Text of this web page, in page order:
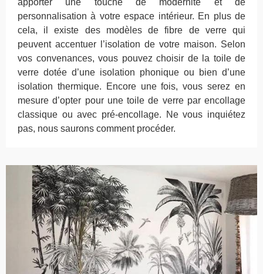
apporter une touche de modernité et de
personnalisation à votre espace intérieur. En plus de
cela, il existe des modèles de fibre de verre qui
peuvent accentuer l’isolation de votre maison. Selon
vos convenances, vous pouvez choisir de la toile de
verre dotée d’une isolation phonique ou bien d’une
isolation thermique. Encore une fois, vous serez en
mesure d’opter pour une toile de verre par encollage
classique ou avec pré-encollage. Ne vous inquiétez
pas, nous saurons comment procéder.